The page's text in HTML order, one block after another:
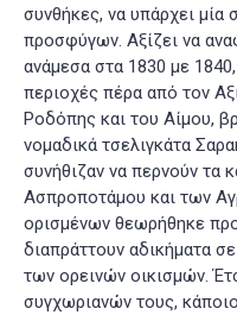
συνθήκες, να υπάρχει
προσφύγων. Αξίζει να
ανάμεσα στα 1830 με
περιοχές πέρα από τον
Ροδόπης και του Αίμου,
νομαδικά τσελιγκάτα
συνήθιζαν να περνούν τα
Ασπροποτάμου και των
ορισμένων θεωρήθηκε
διαπράττουν αδικήματα
των ορεινών οικισμών.
συγχωριανών τους,